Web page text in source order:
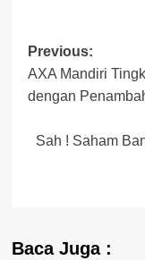
Post
Previous:
AXA Mandiri
dengan
Sah ! Saham
Baca Juga :